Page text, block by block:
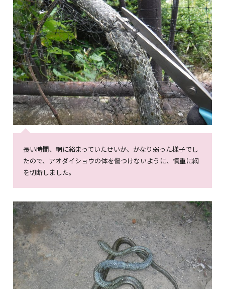
長い時間、網に絡まっていたせいか、かなり弱った様子でし
たので、アオダイショウの体を傷つけないように、慎重に網
を切断しました。